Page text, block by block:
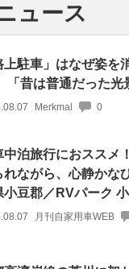
ュース
上駐車」はなぜ姿
「昔は普通だった光
Merkmal 0
中泊旅行におスス
れながら、心静かな
小豆郡／RVパーク 小
月刊自家用車WEB